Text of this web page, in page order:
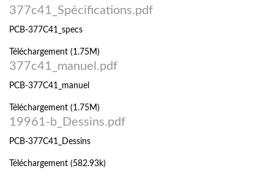
377c41_Spécifications.pdf
PCB-377C41_specs
Téléchargement (1.75M)
377c41_manuel.pdf
PCB-377C41_manuel
Téléchargement (1.75M)
19961-b_Dessins.pdf
PCB-377C41_Dessins
Téléchargement (582.93k)